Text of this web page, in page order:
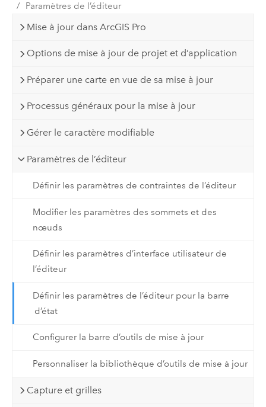
Paramètres de l’éditeur
Mise à jour dans ArcGIS Pro
Options de mise à jour de projet et d’application
Préparer une carte en vue de sa mise à jour
Processus généraux pour la mise à jour
Gérer le caractère modifiable
Paramètres de l’éditeur
Définir les paramètres de contraintes de l’éditeur
Modifier les paramètres des sommets et des
nœuds
Définir les paramètres d’interface utilisateur de
l’éditeur
Définir les paramètres de l’éditeur pour la barre
d’état
Configurer la barre d’outils de mise à jour
Personnaliser la bibliothèque d’outils de mise à jour
Capture et grilles